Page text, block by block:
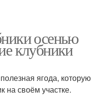
осенью
клубники
ягода, которую
на своём участке.